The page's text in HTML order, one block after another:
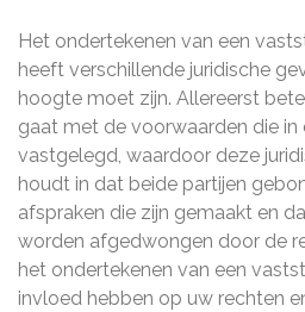
Het ondertekenen van een
heeft verschillende juridische
hoogte moet zijn. Allereerst
gaat met de voorwaarden die in
vastgelegd, waardoor deze
houdt in dat beide partijen
afspraken die zijn gemaakt en
worden afgedwongen door de
het ondertekenen van een
invloed hebben op uw rechten